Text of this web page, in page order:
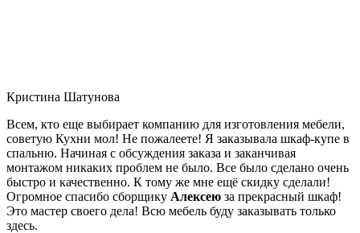
Кристина Шатунова
Всем, кто еще выбирает компанию для изготовления мебели,
советую Кухни мол! Не пожалеете! Я заказывала шкаф-купе в
спальню. Начиная с обсуждения заказа и заканчивая
монтажом никаких проблем не было. Все было сделано очень
быстро и качественно. К тому же мне ещё скидку сделали!
Огромное спасибо сборщику Алексею за прекрасный шкаф!
Это мастер своего дела! Всю мебель буду заказывать только
здесь.